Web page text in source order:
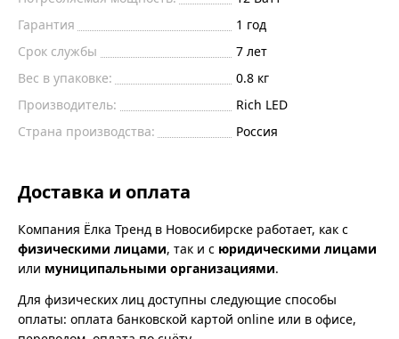
Гарантия
1 год
Срок службы
7 лет
Вес в упаковке:
0.8 кг
Производитель:
Rich LED
Страна производства:
Россия
Доставка и оплата
Компания Ёлка Тренд в Новосибирске работает, как с
физическими лицами, так и с юридическими лицами
или муниципальными организациями.
Для физических лиц доступны следующие способы
оплаты: оплата банковской картой online или в офисе,